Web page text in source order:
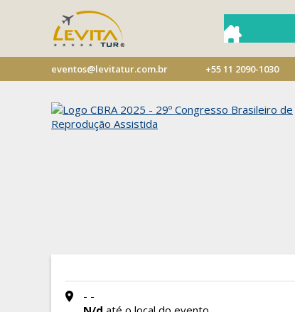
eventos@levitatur.com.br +55 11 2090-1030
- -